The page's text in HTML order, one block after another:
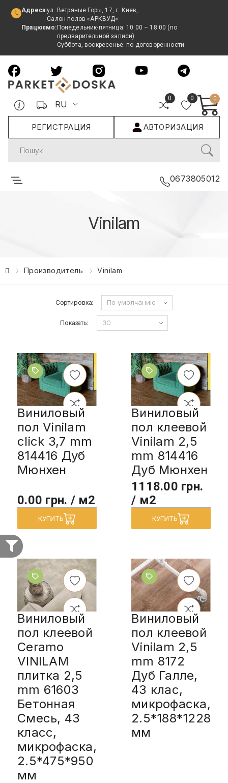
Адреса:ул. Ветряные Горы, 17, г. Киев,
Салон полов «АРКВУД»
Працюємо: Понедельник-пятница: 10:00 – 18:00 (по
предварительной записи)
Суббота, воскресенье: по договоренности
RU
0 0 0
РЕГИСТРАЦИЯ АВТОРИЗАЦИЯ
Search
0673805012
Vinilam
Производитель Vinilam
Сортировка:
Показать:
Виниловый
пол Vinilam
click 3,7 mm
814416 Дуб
Мюнхен
0.00 грн. / м2
КУПИТЬ
Виниловый
пол клеевой
Vinilam 2,5
mm 814416
Дуб Мюнхен
1118.00 грн.
/ м2
КУПИТЬ
Виниловый
пол клеевой
Ceramo
VINILAM
плитка 2,5
mm 61603
Бетонная
Смесь, 43
класс,
микрофаска,
2.5*475*950
мм
Виниловый
пол клеевой
Vinilam 2,5
mm 8172
Дуб Галле,
43 клас,
микрофаска,
2.5*188*1228
мм